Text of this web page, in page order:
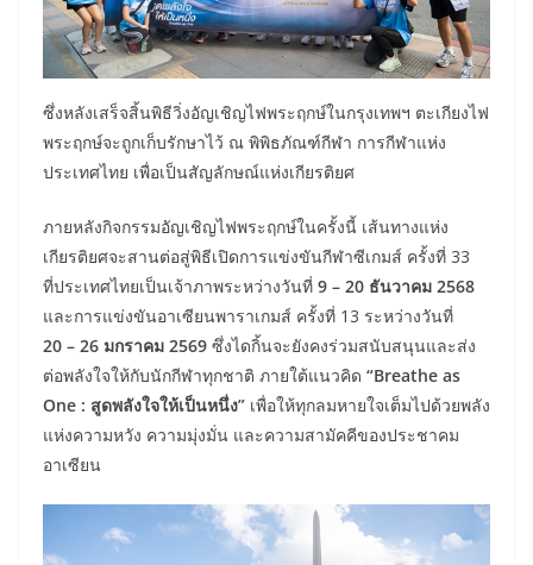
ซึ่งหลังเสร็จสิ้นพิธีวิ่งอัญเชิญไฟพระฤกษ์ในกรุงเทพฯ ตะเกียงไฟ
พระฤกษ์จะถูกเก็บรักษาไว้ ณ พิพิธภัณฑ์กีฬา การกีฬาแห่ง
ประเทศไทย เพื่อเป็นสัญลักษณ์แห่งเกียรติยศ
ภายหลังกิจกรรมอัญเชิญไฟพระฤกษ์ในครั้งนี้ เส้นทางแห่ง
เกียรติยศจะสานต่อสู่พิธีเปิดการแข่งขันกีฬาซีเกมส์ ครั้งที่ 33
ที่ประเทศไทยเป็นเจ้าภาพระหว่างวันที่ 9 – 20 ธันวาคม 2568
และการแข่งขันอาเซียนพาราเกมส์ ครั้งที่ 13 ระหว่างวันที่
20 – 26 มกราคม 2569 ซึ่งไดกิ้นจะยังคงร่วมสนับสนุนและส่ง
ต่อพลังใจให้กับนักกีฬาทุกชาติ ภายใต้แนวคิด “Breathe as
One : สูดพลังใจให้เป็นหนึ่ง” เพื่อให้ทุกลมหายใจเต็มไปด้วยพลัง
แห่งความหวัง ความมุ่งมั่น และความสามัคคีของประชาคม
อาเซียน